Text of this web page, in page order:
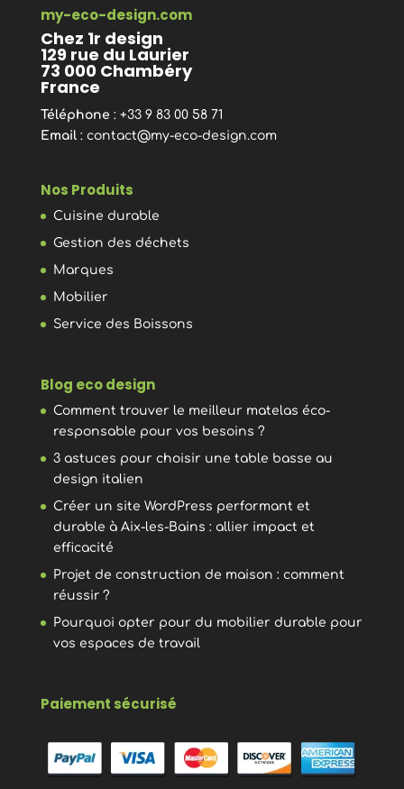
my-eco-design.com
Chez 1r design
129 rue du Laurier
73 000 Chambéry
France
Téléphone : +33 9 83 00 58 71
Email: contact@my-eco-design.com
Nos Produits
Cuisine durable
Gestion des déchets
Marques
Mobilier
Service des Boissons
Blog eco design
Comment trouver le meilleur matelas éco-
responsable pour vos besoins ?
3 astuces pour choisir une table basse au
design italien
Créer un site WordPress performant et
durable à Aix-les-Bains : allier impact et
efficacité
Projet de construction de maison : comment
réussir ?
Pourquoi opter pour du mobilier durable pour
vos espaces de travail
Paiement sécurisé